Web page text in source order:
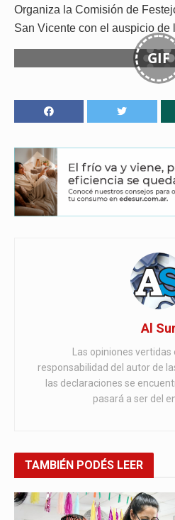
Organiza la Comisión de
San Vicente con el auspicio de
GIF
Al
Las opiniones
responsabilidad del autor de
las declaraciones se
pasará a ser del
TAMBIÉN PODÉS LEER